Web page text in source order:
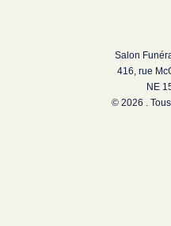
Salon
416, rue
NE
© 2026 .